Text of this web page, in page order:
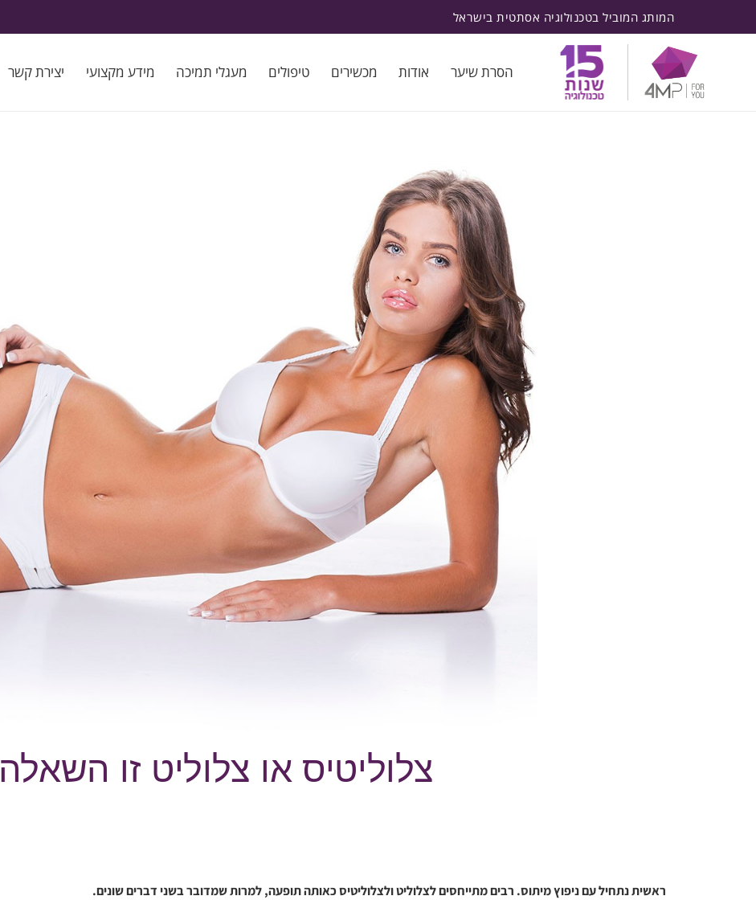
המותג המוביל בטכנולוגיה אסתטית בישראל
הסרת שיער אודות מכשירים טיפולים מעגלי תמיכה מידע מקצועי יצירת קשר
צלוליטיס או צלוליט זו השאלה
ראשית נתחיל עם ניפוץ מיתוס. רבים מתייחסים לצלוליט ולצלוליטיס כאותה תופעה, למרות שמדובר בשני דברים שונים.